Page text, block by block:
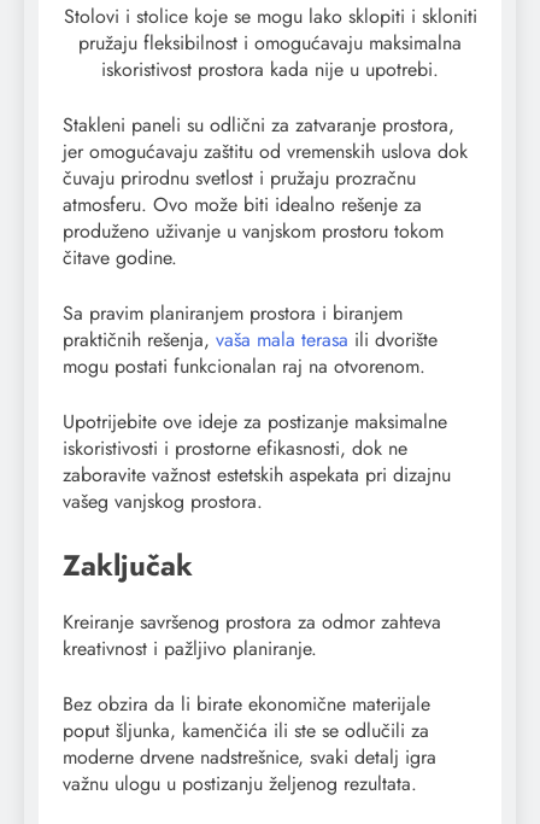
Stolovi i stolice koje se mogu lako sklopiti i skloniti
pružaju fleksibilnost i omogućavaju maksimalna
iskoristivost prostora kada nije u upotrebi.
Stakleni paneli su odlični za zatvaranje prostora,
jer omogućavaju zaštitu od vremenskih uslova dok
čuvaju prirodnu svetlost i pružaju prozračnu
atmosferu. Ovo može biti idealno rešenje za
produženo uživanje u vanjskom prostoru tokom
čitave godine.
Sa pravim planiranjem prostora i biranjem
praktičnih rešenja, vaša mala terasa ili dvorište
mogu postati funkcionalan raj na otvorenom.
Upotrijebite ove ideje za postizanje maksimalne
iskoristivosti i prostorne efikasnosti, dok ne
zaboravite važnost estetskih aspekata pri dizajnu
vašeg vanjskog prostora.
Zaključak
Kreiranje savršenog prostora za odmor zahteva
kreativnost i pažljivo planiranje.
Bez obzira da li birate ekonomične materijale
poput šljunka, kamenčića ili ste se odlučili za
moderne drvene nadstrešnice, svaki detalj igra
važnu ulogu u postizanju željenog rezultata.